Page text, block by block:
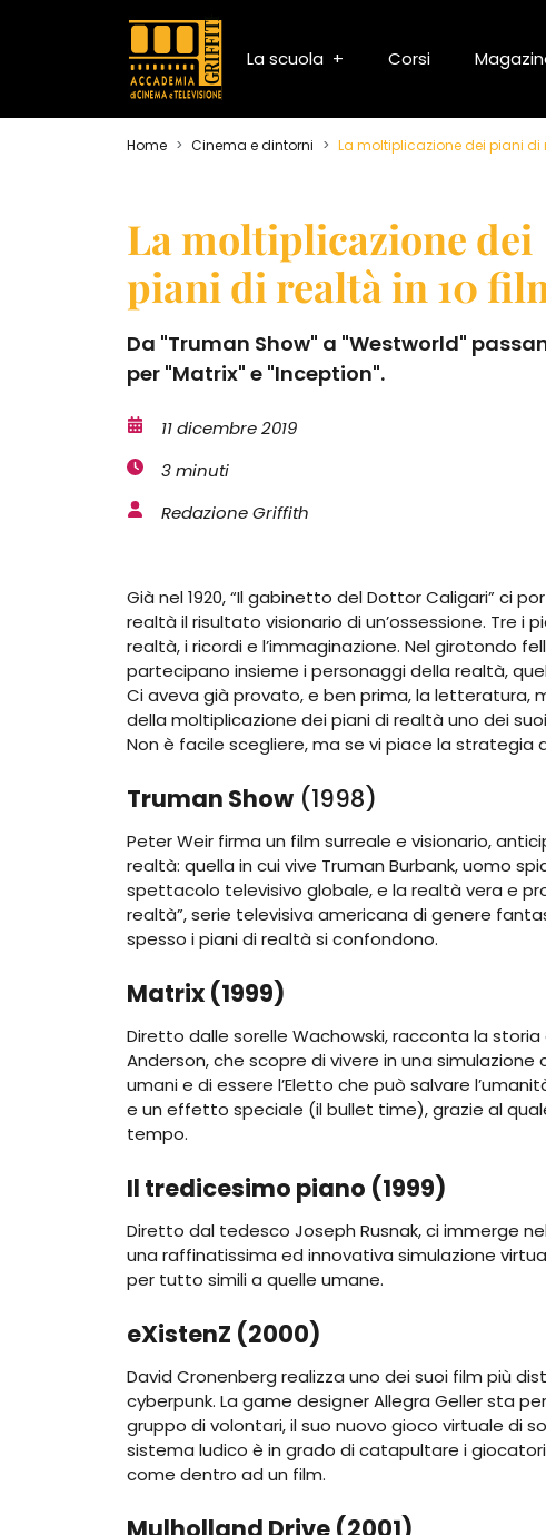
La scuola Corsi
Home Cinema e dintorni La moltiplicazione dei piani di
La moltiplicazione dei
piani di realtà in 10
Da "Truman Show" a "Westworld"
per "Matrix" e "Inception".
11 dicembre 2019
3 minuti
Redazione Griffith
Già nel 1920, “Il gabinetto del Dottor Caligari” ci
realtà il risultato visionario di un’ossessione. Tre i
realtà, i ricordi e l’immaginazione. Nel girotondo
partecipano insieme i personaggi della realtà,
Ci aveva già provato, e ben prima, la
della moltiplicazione dei piani di realtà uno dei
Non è facile scegliere, ma se vi piace la strategia
Truman Show (1998)
Peter Weir firma un film surreale e visionario,
realtà: quella in cui vive Truman Burbank, uomo
spettacolo televisivo globale, e la realtà vera e
realtà”, serie televisiva americana di genere
spesso i piani di realtà si confondono.
Matrix (1999)
Diretto dalle sorelle Wachowski, racconta la
Anderson, che scopre di vivere in una
umani e di essere l’Eletto che può salvare
e un effetto speciale (il bullet time), grazie al
tempo.
Il tredicesimo piano (1999)
Diretto dal tedesco Joseph Rusnak, ci immerge
una raffinatissima ed innovativa simulazione
per tutto simili a quelle umane.
eXistenZ (2000)
David Cronenberg realizza uno dei suoi film più
cyberpunk. La game designer Allegra Geller sta
gruppo di volontari, il suo nuovo gioco virtuale di
sistema ludico è in grado di catapultare i
come dentro ad un film.